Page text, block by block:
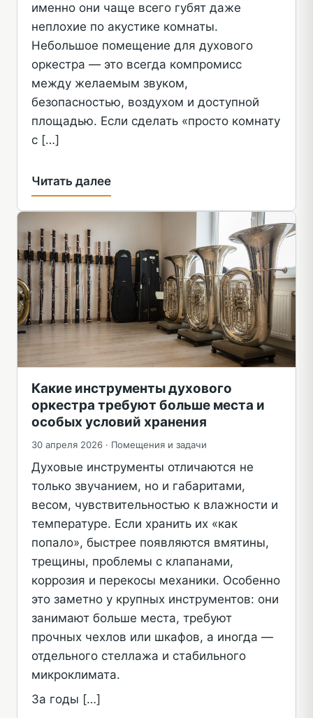
именно они чаще всего губят даже
неплохие по акустике комнаты.
Небольшое помещение для духового
оркестра — это всегда компромисс
между желаемым звуком,
безопасностью, воздухом и доступной
площадью. Если сделать «просто комнату
с […]
Читать далее
Какие инструменты духового
оркестра требуют больше места и
особых условий хранения
30 апреля 2026 · Помещения и задачи
Духовые инструменты отличаются не
только звучанием, но и габаритами,
весом, чувствительностью к влажности и
температуре. Если хранить их «как
попало», быстрее появляются вмятины,
трещины, проблемы с клапанами,
коррозия и перекосы механики. Особенно
это заметно у крупных инструментов: они
занимают больше места, требуют
прочных чехлов или шкафов, а иногда —
отдельного стеллажа и стабильного
микроклимата.
За годы […]